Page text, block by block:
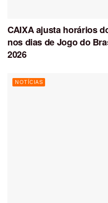
CAIXA ajusta horários
nos dias de Jogo do
2026
NOTÍCIAS